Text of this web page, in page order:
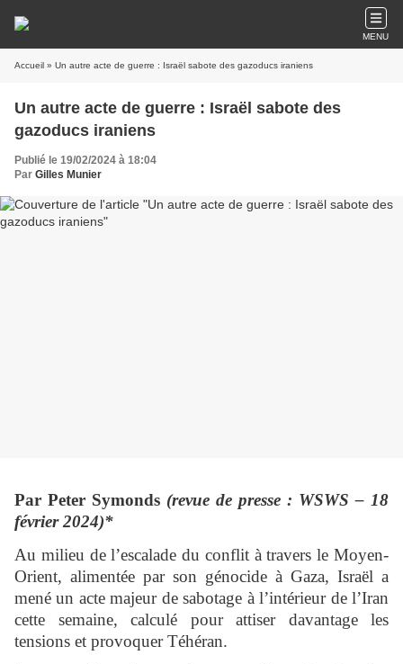
MENU
Accueil » Un autre acte de guerre : Israël sabote des gazoducs iraniens
Un autre acte de guerre : Israël sabote des
gazoducs iraniens
Publié le 19/02/2024 à 18:04
Par Gilles Munier
Par Peter Symonds (revue de presse : WSWS – 18
février 2024)*
Au milieu de l’escalade du conflit à travers le Moyen-
Orient, alimentée par son génocide à Gaza, Israël a
mené un acte majeur de sabotage à l’intérieur de l’Iran
cette semaine, calculé pour attiser davantage les
tensions et provoquer Téhéran.